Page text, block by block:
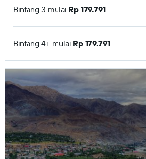
Bintang 3 mulai Rp 179.791
Bintang 4+ mulai Rp 179.791